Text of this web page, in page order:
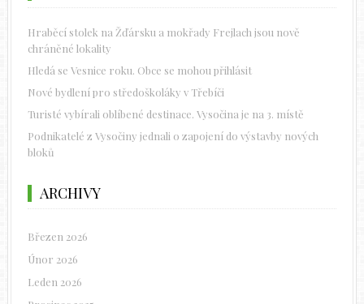
Hraběcí stolek na Žďársku a mokřady Frejlach jsou nově
chráněné lokality
Hledá se Vesnice roku. Obce se mohou přihlásit
Nové bydlení pro středoškoláky v Třebíči
Turisté vybírali oblíbené destinace. Vysočina je na 3. místě
Podnikatelé z Vysočiny jednali o zapojení do výstavby nových
bloků
ARCHIVY
Březen 2026
Únor 2026
Leden 2026